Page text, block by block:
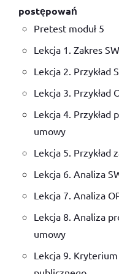
postępowań
Pretest moduł 5
Lekcja 1. Zakres
Lekcja 2. Przykład
Lekcja 3. Przykład
Lekcja 4. Przykład
umowy
Lekcja 5.
Lekcja 6. Analiza
Lekcja 7. Analiza
Lekcja 8. Analiza
umowy
Lekcja 9.